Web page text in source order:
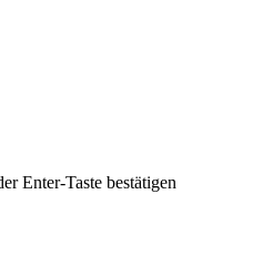
Enter-Taste bestätigen